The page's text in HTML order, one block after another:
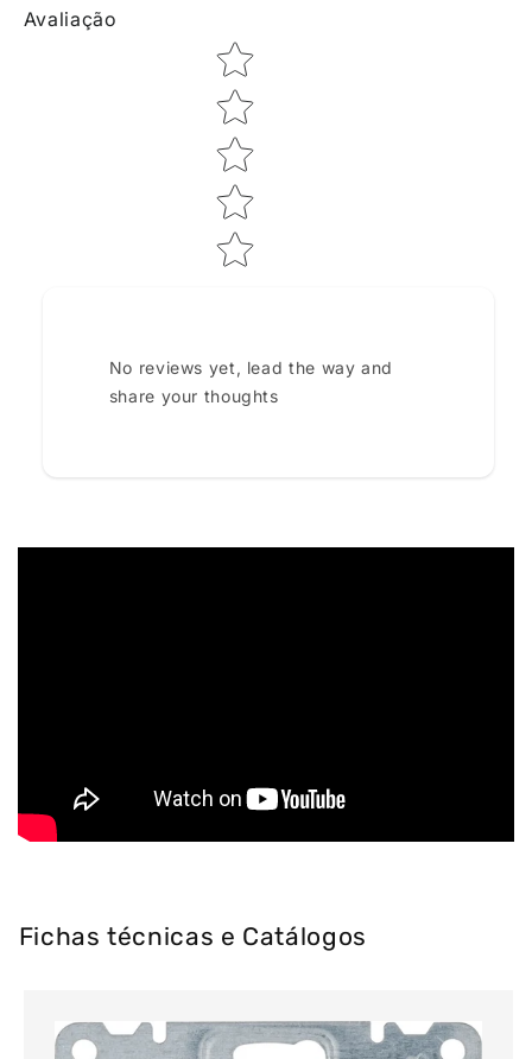
Avaliação
Star rating
No reviews yet, lead the way and
share your thoughts
Fichas técnicas e Catálogos